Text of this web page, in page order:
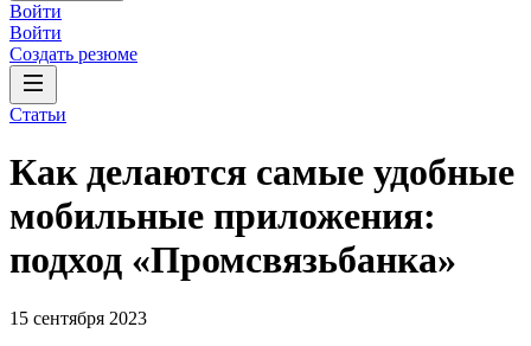
Войти
Войти
Создать резюме
Статьи
Как делаются самые удобные
мобильные приложения:
подход «Промсвязьбанка»
15 сентября 2023